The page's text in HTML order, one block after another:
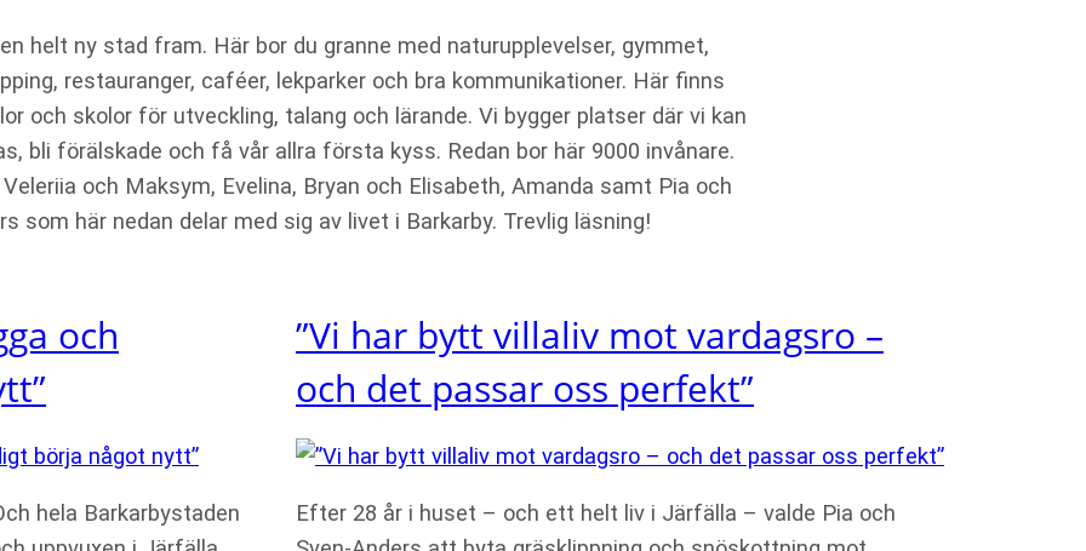
helt ny stad fram. Här bor du granne med naturupplevelser, gymmet,
restauranger, caféer, lekparker och bra kommunikationer. Här finns
och skolor för utveckling, talang och lärande. Vi bygger platser där vi kan
bli förälskade och få vår allra första kyss. Redan bor här 9000 invånare.
och Maksym, Evelina, Bryan och Elisabeth, Amanda samt Pia och
som här nedan delar med sig av livet i Barkarby. Trevlig läsning!
och
hela Barkarbystaden
”Vi har bytt villaliv mot vardagsro –
och det passar oss perfekt”
Efter 28 år i huset – och ett helt liv i Järfälla – valde Pia och